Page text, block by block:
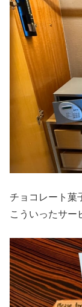
チョコレート菓
こういったサー